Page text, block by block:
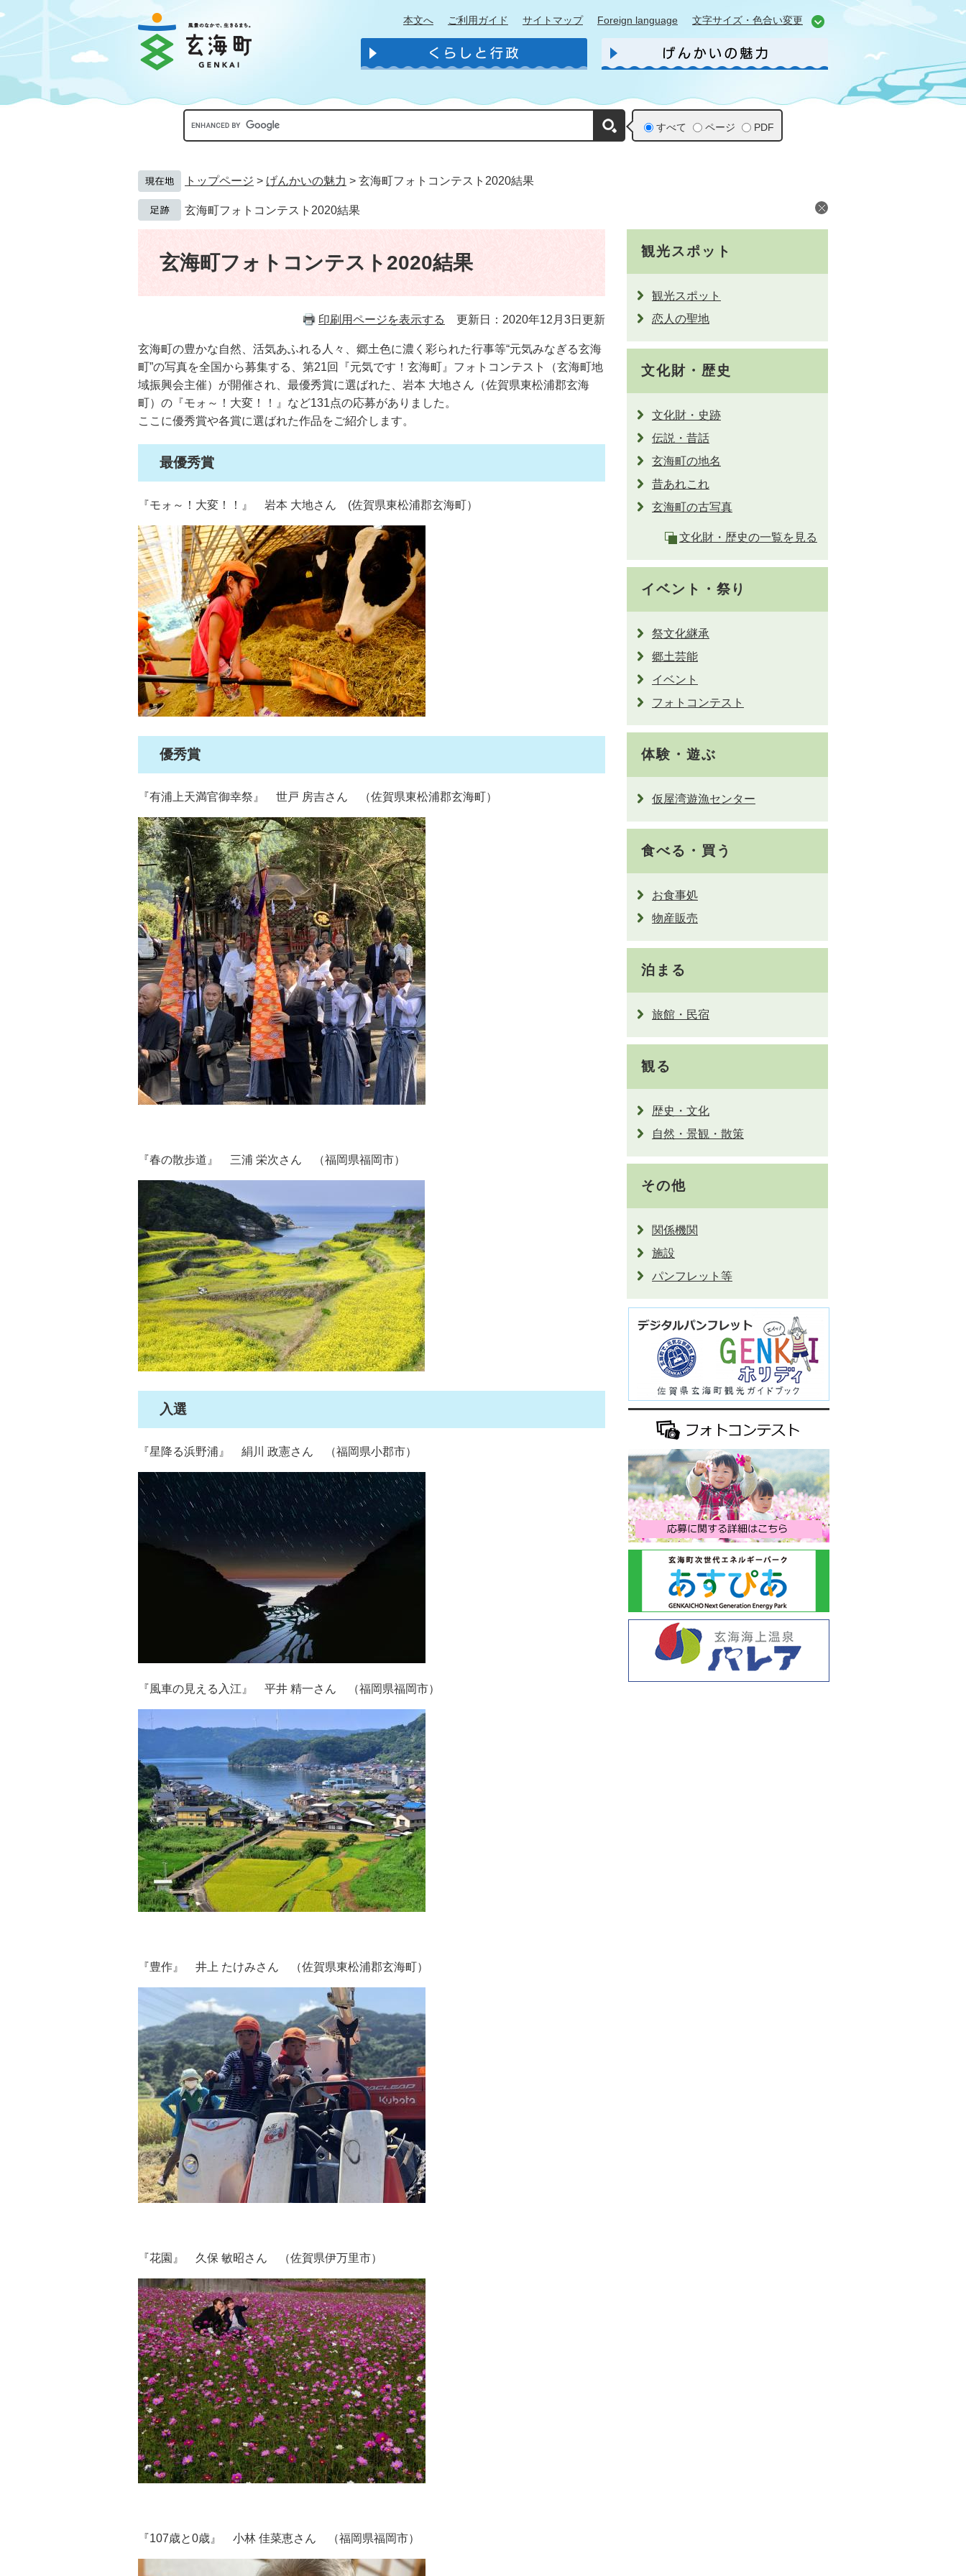
ジ
ュ
本文へ ご利用ガイド サイトマップ Foreign language 文字サイズ・色合い変更
ム
検
索
すべて ページ PDF
トップページ > げんかいの魅力 > 玄海町フォトコンテスト2020結果
玄海町フォトコンテスト2020結果
玄海町フォトコンテスト2020結果
印刷用ページを表示する 更新日：2020年12月3日更新
玄海町の豊かな自然、活気あふれる人々、郷土色に濃く彩られた行事等“元気みなぎる玄海
町”の写真を全国から募集する、第21回『元気です！玄海町』フォトコンテスト（玄海町地
域振興会主催）が開催され、最優秀賞に選ばれた、岩本 大地さん（佐賀県東松浦郡玄海
町）の『モォ～！大変！！』など131点の応募がありました。
ここに優秀賞や各賞に選ばれた作品をご紹介します。
最優秀賞
『モォ～！大変！！』 岩本 大地さん (佐賀県東松浦郡玄海町）
優秀賞
『有浦上天満官御幸祭』 世戸 房吉さん （佐賀県東松浦郡玄海町）
『春の散歩道』 三浦 栄次さん （福岡県福岡市）
入選
『星降る浜野浦』 絹川 政憲さん （福岡県小郡市）
『風車の見える入江』 平井 精一さん （福岡県福岡市）
『豊作』 井上 たけみさん （佐賀県東松浦郡玄海町）
『花園』 久保 敏昭さん （佐賀県伊万里市）
『107歳と0歳』 小林 佳菜恵さん （福岡県福岡市）
観光スポット
観光スポット
恋人の聖地
文化財・歴史
文化財・史跡
伝説・昔話
玄海町の地名
昔あれこれ
玄海町の古写真
文化財・歴史の一覧を見る
イベント・祭り
祭文化継承
郷土芸能
イベント
フォトコンテスト
体験・遊ぶ
仮屋湾遊漁センター
食べる・買う
お食事処
物産販売
泊まる
旅館・民宿
観る
歴史・文化
自然・景観・散策
その他
関係機関
施設
パンフレット等